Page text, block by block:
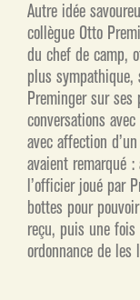
Autre idée
collègue Otto
du chef de camp,
plus sympathique,
Preminger sur ses
conversations
avec affection
avaient remarqué
l’officier joué par
bottes pour
reçu, puis une fois
ordonnance de